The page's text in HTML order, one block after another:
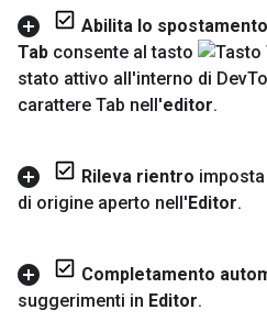
Abilita lo
Tab consente al tasto
stato attivo all'interno di Dev
carattere Tab nell'editor.
Rileva rientro
di origine aperto nell'Editor.
Completamento
suggerimenti in Editor.